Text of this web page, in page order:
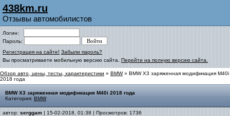
438km.ru
Отзывы автомобилистов
Логин:
Пароль:
Регистрация на сайте! Забыли пароль?
Вы просматриваете мобильную версию сайта. Перейти на полную версию сайта.
Обзор авто, цены, тесты, характеристики » BMW» BMW Х3 заряженная модификация М40і
2018 года
BMW Х3 заряженная модификация М40і 2018 года
Категория: BMW
автор: serggam | 15-02-2018, 01:38 | Просмотров: 1736